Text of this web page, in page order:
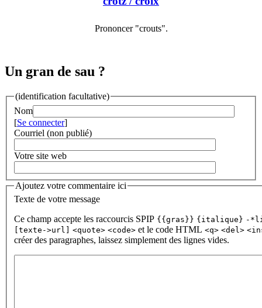
Prononcer "crouts".
Un gran de sau ?
(identification facultative)
Nom
[Se connecter]
Courriel (non publié)
Votre site web
Ajoutez votre commentaire ici
Texte de votre message
Ce champ accepte les raccourcis SPIP {{gras}} {italique} -
[texte->url]
<quote> <code> et le code HTML <q> <del>
créer des paragraphes, laissez simplement des lignes vides.